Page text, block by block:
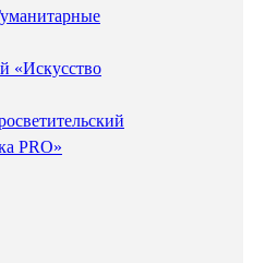
«Искусство
PRO»